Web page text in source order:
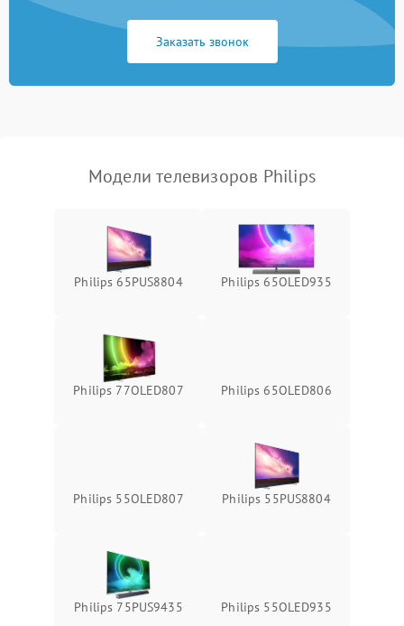
Сетевая
Заказать звонок
Модели телевизоров Philips
Philips 65PUS8804 Philips 65OLED935
Philips 77OLED807 Philips 65OLED806
Philips 55OLED807 Philips 55PUS8804
Philips 75PUS9435 Philips 55OLED935